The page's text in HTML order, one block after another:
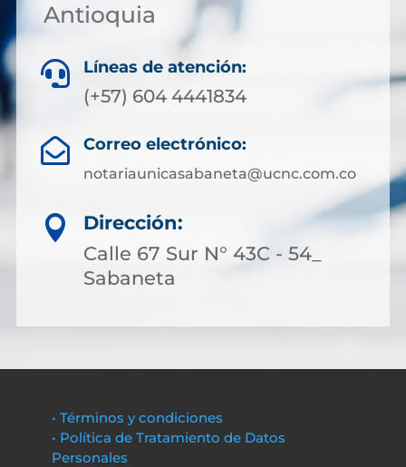
Antioquia
 Líneas de atención:
(+57) 604 4441834
 Correo electrónico:
notariaunicasabaneta@ucnc.com.co

Dirección:
Calle 67 Sur N° 43C - 54_
Sabaneta
• Términos y condiciones
• Política de Tratamiento de Datos
Personales